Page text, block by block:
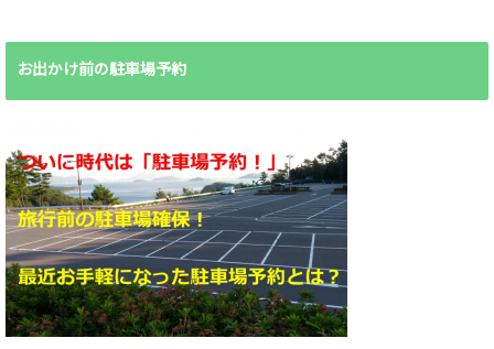
お出かけ前の駐車場予約